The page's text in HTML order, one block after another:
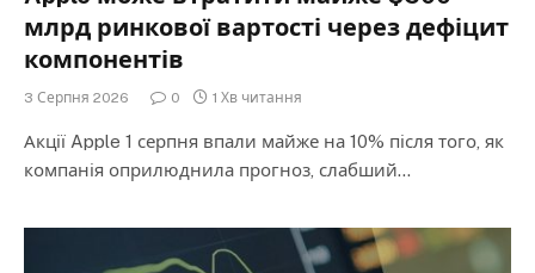
млрд ринкової вартості через дефіцит
компонентів
3 Серпня 2026 0 1 Хв читання
Акції Apple 1 серпня впали майже на 10% після того, як
компанія оприлюднила прогноз, слабший…